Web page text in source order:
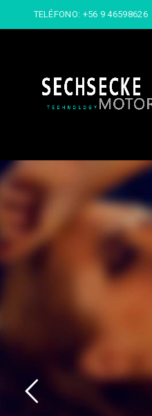
TELÉFONO: +56 9 46598626